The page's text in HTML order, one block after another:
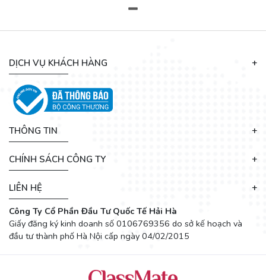
DỊCH VỤ KHÁCH HÀNG
THÔNG TIN
CHÍNH SÁCH CÔNG TY
LIÊN HỆ
Công Ty Cổ Phần Đầu Tư Quốc Tế Hải Hà
Giấy đăng ký kinh doanh số 0106769356 do sở kế hoạch và
đầu tư thành phố Hà Nội cấp ngày 04/02/2015